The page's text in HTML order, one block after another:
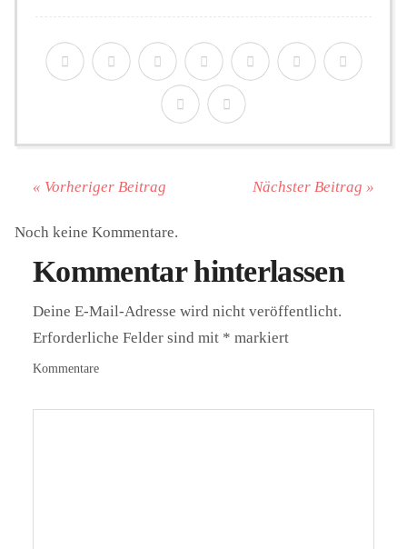
« Vorheriger Beitrag Nächster Beitrag »
Noch keine Kommentare.
Kommentar hinterlassen
Deine E-Mail-Adresse wird nicht veröffentlicht.
Erforderliche Felder sind mit * markiert
Kommentare